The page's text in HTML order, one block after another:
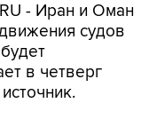
- Иран и Оман
судов
в четверг